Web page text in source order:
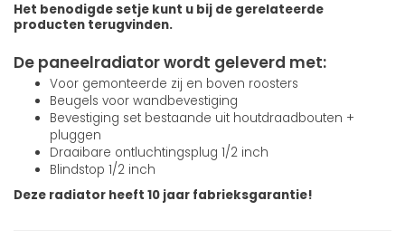
Het benodigde setje kunt u bij de gerelateerde
producten terugvinden.
De paneelradiator wordt geleverd met:
Voor gemonteerde zij en boven roosters
Beugels voor wandbevestiging
Bevestiging set bestaande uit houtdraadbouten +
pluggen
Draaibare ontluchtingsplug 1/2 inch
Blindstop 1/2 inch
Deze radiator heeft 10 jaar fabrieksgarantie!